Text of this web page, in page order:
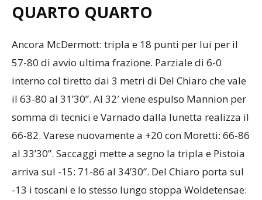
QUARTO QUARTO
Ancora McDermott: tripla e 18 punti per lui per il
57-80 di avvio ultima frazione. Parziale di 6-0
interno col tiretto dai 3 metri di Del Chiaro che vale
il 63-80 al 31’30”. Al 32′ viene espulso Mannion per
somma di tecnici e Varnado dalla lunetta realizza il
66-82. Varese nuovamente a +20 con Moretti: 66-86
al 33’30”. Saccaggi mette a segno la tripla e Pistoia
arriva sul -15: 71-86 al 34’30”. Del Chiaro porta sul
-13 i toscani e lo stesso lungo stoppa Woldetensae: